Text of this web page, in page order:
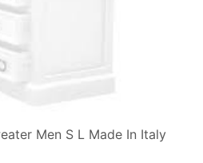
Men S L Made In Italy